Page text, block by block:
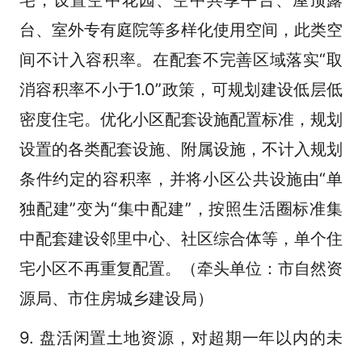
台、室外专有庭院等多样化使用空间，此类空
间不计入容积率。在配套不完善区域落实“取
消容积率不小于1.0”政策，可规划建设低层低
密度住宅。优化小区配套设施配置标准，规划
设置的各类配套设施、附属设施，不计入规划
条件约定的容积率，并将小区公共设施由“单
独配建”变为“集中配建”，按照生活圈标准集
中配套建设邻里中心、社区综合体等，单个住
宅小区不再重复配置。（牵头单位：市自然资
源局、市住房城乡建设局）
9. 盘活闲置土地资源，对超期一年以内的未